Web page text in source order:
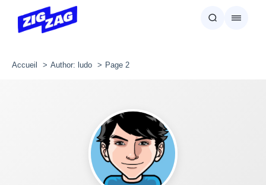
Accueil Author: ludo Page 2